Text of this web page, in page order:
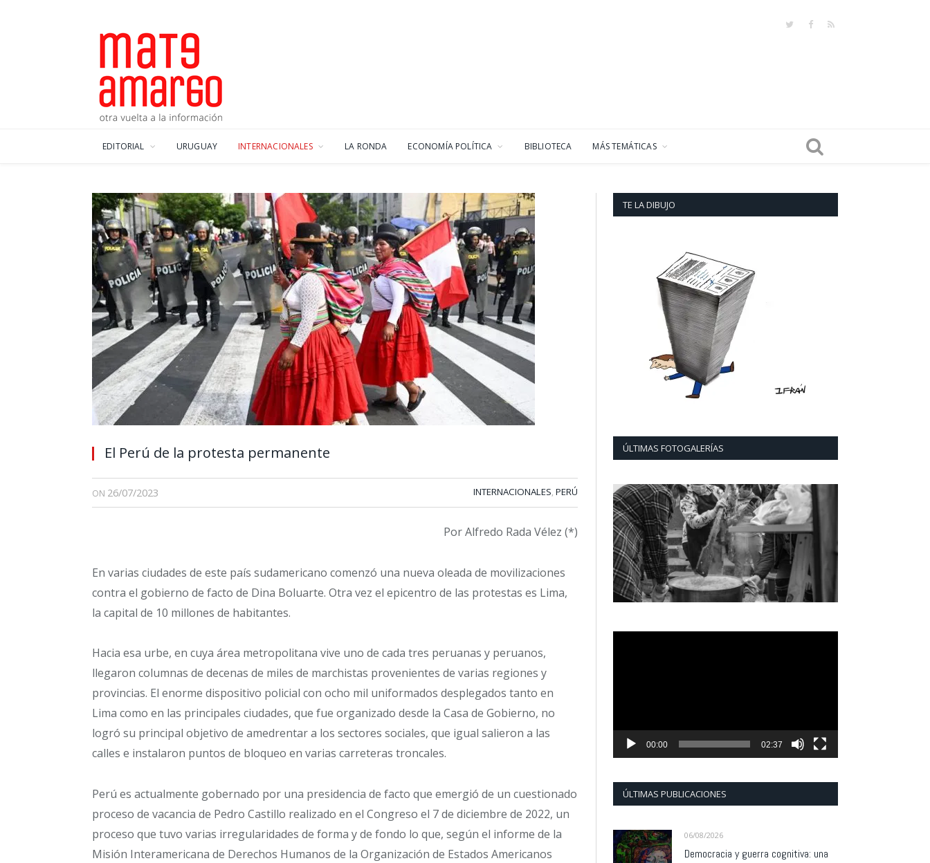
TwitterFacebook
RSS
EDITORIAL URUGUAY INTERNACIONALES LA RONDA ECONOMÍA POLÍTICA BIBLIOTECA MÁS TEMÁTICAS
El Perú de la protesta permanente
ON 26/07/2023 INTERNACIONALES, PERÚ
Por Alfredo Rada Vélez (*)
En varias ciudades de este país sudamericano comenzó una nueva oleada de movilizaciones
contra el gobierno de facto de Dina Boluarte. Otra vez el epicentro de las protestas es Lima,
la capital de 10 millones de habitantes.
Hacia esa urbe, en cuya área metropolitana vive uno de cada tres peruanas y peruanos,
llegaron columnas de decenas de miles de marchistas provenientes de varias regiones y
provincias. El enorme dispositivo policial con ocho mil uniformados desplegados tanto en
Lima como en las principales ciudades, que fue organizado desde la Casa de Gobierno, no
logró su principal objetivo de amedrentar a los sectores sociales, que igual salieron a las
calles e instalaron puntos de bloqueo en varias carreteras troncales.
Perú es actualmente gobernado por una presidencia de facto que emergió de un cuestionado
proceso de vacancia de Pedro Castillo realizado en el Congreso el 7 de diciembre de 2022, un
proceso que tuvo varias irregularidades de forma y de fondo lo que, según el informe de la
Misión Interamericana de Derechos Humanos de la Organización de Estados Americanos
TE LA DIBUJO
ÚLTIMAS FOTOGALERÍAS
00:00 02:37
ÚLTIMAS PUBLICACIONES
06/08/2026
Democracia y guerra cognitiva: una